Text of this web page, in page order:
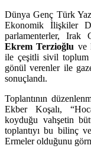
Dünya Genç Türk
Ekonomik İlişkiler
parlamenterler, Irak
Ekrem Terzioğlu ve
ile çeşitli sivil toplum
gönül verenler ile
sonuçlandı.
Toplantının
Ekber Koşalı,
koyduğu vahşetin
toplantıyı bu bilinç
Ermeler olduğunu